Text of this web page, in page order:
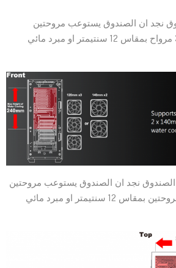
نجد ان الصندوق يستوعب مروحتين
بمقاس 14 سنتيمتر ، او 3 مرواح بمقاس 12 سنتيمتر او مبرد مائي
الصندوق نجد ان الصندوق يستوعب مروحتين
بمقاس 14 سنتيمتر ، او مروحتين بمقاس 12 سنتيمتر او مبرد مائي